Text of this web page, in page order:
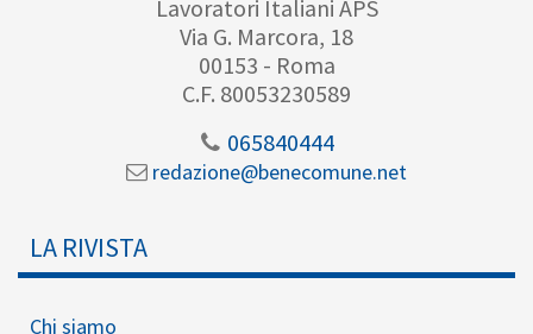
Lavoratori Italiani APS
Via G. Marcora, 18
00153 - Roma
C.F. 80053230589
065840444
redazione@benecomune.net
LA RIVISTA
Chi siamo